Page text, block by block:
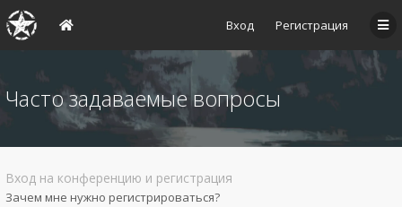
Вход Регистрация
Часто задаваемые вопросы
Вход на конференцию и регистрация
Зачем мне нужно регистрироваться?